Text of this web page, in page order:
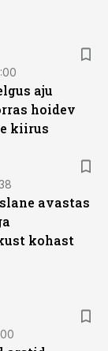
aju
hoidev
kiirus
avastas
kohast